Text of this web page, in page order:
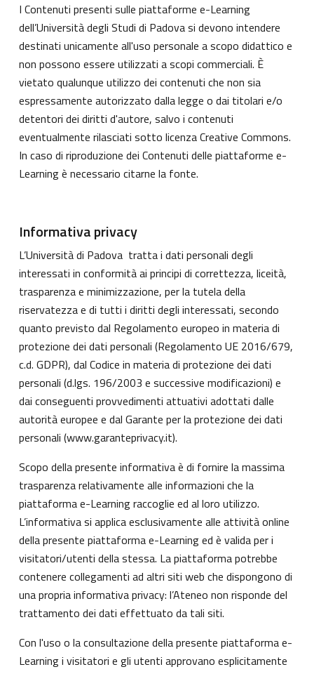
I Contenuti presenti sulle piattaforme e-Learning
dell’Università degli Studi di Padova si devono intendere
destinati unicamente all'uso personale a scopo didattico e
non possono essere utilizzati a scopi commerciali. È
vietato qualunque utilizzo dei contenuti che non sia
espressamente autorizzato dalla legge o dai titolari e/o
detentori dei diritti d'autore, salvo i contenuti
eventualmente rilasciati sotto licenza Creative Commons.
In caso di riproduzione dei Contenuti delle piattaforme e-
Learning è necessario citarne la fonte.
Informativa privacy
L’Università di Padova tratta i dati personali degli
interessati in conformità ai principi di correttezza, liceità,
trasparenza e minimizzazione, per la tutela della
riservatezza e di tutti i diritti degli interessati, secondo
quanto previsto dal Regolamento europeo in materia di
protezione dei dati personali (Regolamento UE 2016/679,
c.d. GDPR), dal Codice in materia di protezione dei dati
personali (d.lgs. 196/2003 e successive modificazioni) e
dai conseguenti provvedimenti attuativi adottati dalle
autorità europee e dal Garante per la protezione dei dati
personali (www.garanteprivacy.it).
Scopo della presente informativa è di fornire la massima
trasparenza relativamente alle informazioni che la
piattaforma e-Learning raccoglie ed al loro utilizzo.
L’informativa si applica esclusivamente alle attività online
della presente piattaforma e-Learning ed è valida per i
visitatori/utenti della stessa. La piattaforma potrebbe
contenere collegamenti ad altri siti web che dispongono di
una propria informativa privacy: l’Ateneo non risponde del
trattamento dei dati effettuato da tali siti.
Con l'uso o la consultazione della presente piattaforma e-
Learning i visitatori e gli utenti approvano esplicitamente